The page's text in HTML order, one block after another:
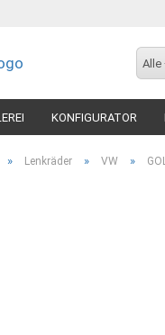
Alle
KONFIGURATOR
» Lenkräder » VW »